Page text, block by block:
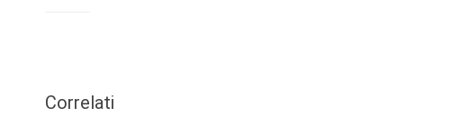
Correlati